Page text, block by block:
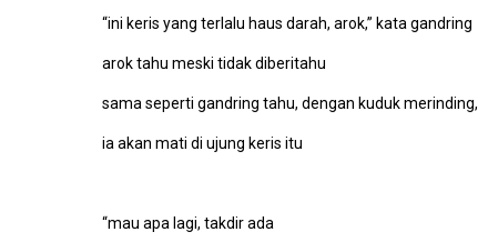
“ini keris yang terlalu haus darah, arok,” kata gandring
arok tahu meski tidak diberitahu
sama seperti gandring tahu, dengan kuduk merinding,
ia akan mati di ujung keris itu
“mau apa lagi, takdir ada